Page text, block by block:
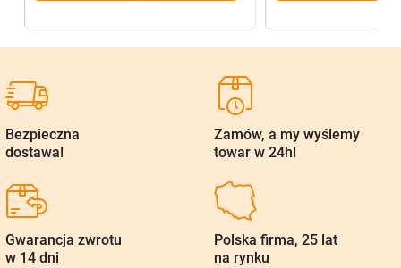
Bezpieczna
dostawa!
Zamów, a my wyślemy
towar w 24h!
Gwarancja zwrotu
w 14 dni
Polska firma, 25 lat
na rynku